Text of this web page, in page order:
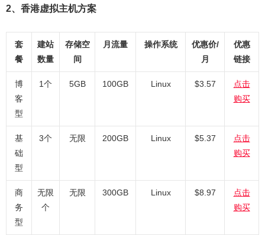
2、香港虚拟主机方案
套
餐
建站
数量
存储空
间
月流量 操作系统
优惠价/
月
优惠
链接
博
客
型
1个 5GB 100GB Linux $3.57
点击
购买
基
础
型
3个 无限 200GB Linux $5.37
点击
购买
商
务
型
无限
个
无限 300GB Linux $8.97
点击
购买